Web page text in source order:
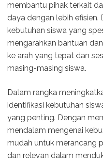
membantu pihak terkait
daya dengan lebih efisien.
kebutuhan siswa yang
mengarahkan bantuan
ke arah yang tepat dan
masing-masing siswa.
Dalam rangka
identifikasi kebutuhan
yang penting. Dengan
mendalam mengenai
mudah untuk merancang
dan relevan dalam